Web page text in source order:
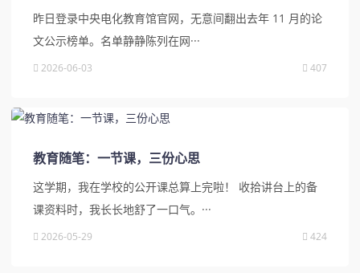
昨日登录中央电化教育馆官网，无意间翻出去年 11 月的论
文公示榜单。名单静静陈列在网···
2026-06-03 407
教育随笔：一节课，三份心思
这学期，我在学校的公开课总算上完啦！ 收拾讲台上的备
课资料时，我长长地舒了一口气。···
2026-05-29 424